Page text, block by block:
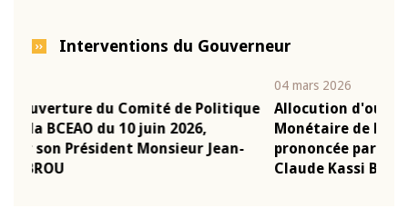
Interventions du Gouverneur
Allocution d'ouverture du Comité de Politique
Monétaire de la BCEAO du 4 mars 2026,
prononcée par son Président Monsieur Jean-
Claude Kassi BROU